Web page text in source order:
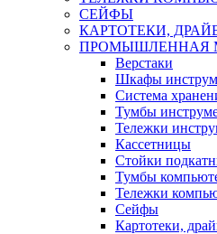
СЕЙФЫ
КАРТОТЕКИ,
ПРОМЫШЛЕННАЯ
Верстаки
Шкафы
Система
Тумбы
Тележки
Кассетницы
Стойки
Тумбы
Тележки
Сейфы
Картотеки,